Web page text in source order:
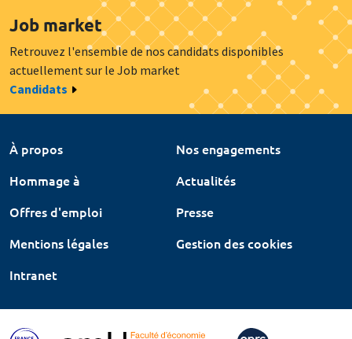
Job market
Retrouvez l'ensemble de nos candidats disponibles
actuellement sur le Job market
Candidats
À propos
Nos engagements
Hommage à
Actualités
Offres d'emploi
Presse
Mentions légales
Gestion des cookies
Intranet